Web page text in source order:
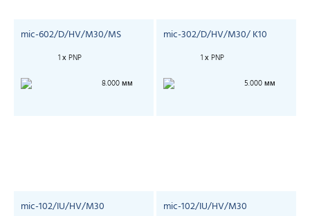
mic-602/D/HV/M30/MS
1 х PNP
8.000 мм
mic-302/D/HV/M30/ K10
1 х PNP
5.000 мм
mic-102/IU/HV/M30 mic-102/IU/HV/M30